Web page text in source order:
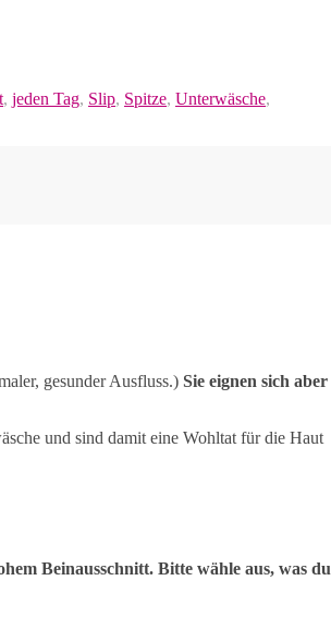
, jeden Tag, Slip, Spitze, Unterwäsche,
gesunder Ausfluss.) Sie eignen sich aber
und sind damit eine Wohltat für die Haut
Beinausschnitt. Bitte wähle aus, was du